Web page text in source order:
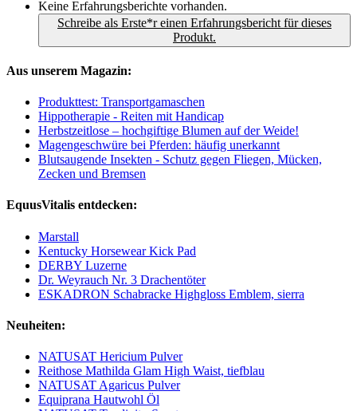
Keine Erfahrungsberichte vorhanden.
Schreibe als Erste*r einen Erfahrungsbericht für dieses
Produkt.
Aus unserem Magazin:
Produkttest: Transportgamaschen
Hippotherapie - Reiten mit Handicap
Herbstzeitlose – hochgiftige Blumen auf der Weide!
Magengeschwüre bei Pferden: häufig unerkannt
Blutsaugende Insekten - Schutz gegen Fliegen, Mücken,
Zecken und Bremsen
EquusVitalis entdecken:
Marstall
Kentucky Horsewear Kick Pad
DERBY Luzerne
Dr. Weyrauch Nr. 3 Drachentöter
ESKADRON Schabracke Highgloss Emblem, sierra
Neuheiten:
NATUSAT Hericium Pulver
Reithose Mathilda Glam High Waist, tiefblau
NATUSAT Agaricus Pulver
Equiprana Hautwohl Öl